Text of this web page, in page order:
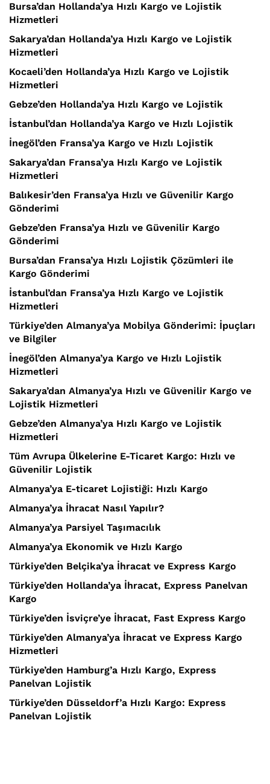
Bursa’dan Hollanda’ya Hızlı Kargo ve Lojistik
Hizmetleri
Sakarya’dan Hollanda’ya Hızlı Kargo ve Lojistik
Hizmetleri
Kocaeli’den Hollanda’ya Hızlı Kargo ve Lojistik
Hizmetleri
Gebze’den Hollanda’ya Hızlı Kargo ve Lojistik
İstanbul’dan Hollanda’ya Kargo ve Hızlı Lojistik
İnegöl’den Fransa’ya Kargo ve Hızlı Lojistik
Sakarya’dan Fransa’ya Hızlı Kargo ve Lojistik
Hizmetleri
Balıkesir’den Fransa’ya Hızlı ve Güvenilir Kargo
Gönderimi
Gebze’den Fransa’ya Hızlı ve Güvenilir Kargo
Gönderimi
Bursa’dan Fransa’ya Hızlı Lojistik Çözümleri ile
Kargo Gönderimi
İstanbul’dan Fransa’ya Hızlı Kargo ve Lojistik
Hizmetleri
Türkiye’den Almanya’ya Mobilya Gönderimi: İpuçları
ve Bilgiler
İnegöl’den Almanya’ya Kargo ve Hızlı Lojistik
Hizmetleri
Sakarya’dan Almanya’ya Hızlı ve Güvenilir Kargo ve
Lojistik Hizmetleri
Gebze’den Almanya’ya Hızlı Kargo ve Lojistik
Hizmetleri
Tüm Avrupa Ülkelerine E-Ticaret Kargo: Hızlı ve
Güvenilir Lojistik
Almanya’ya E-ticaret Lojistiği: Hızlı Kargo
Almanya’ya İhracat Nasıl Yapılır?
Almanya’ya Parsiyel Taşımacılık
Almanya’ya Ekonomik ve Hızlı Kargo
Türkiye’den Belçika’ya İhracat ve Express Kargo
Türkiye’den Hollanda’ya İhracat, Express Panelvan
Kargo
Türkiye’den İsviçre’ye İhracat, Fast Express Kargo
Türkiye’den Almanya’ya İhracat ve Express Kargo
Hizmetleri
Türkiye’den Hamburg’a Hızlı Kargo, Express
Panelvan Lojistik
Türkiye’den Düsseldorf’a Hızlı Kargo: Express
Panelvan Lojistik